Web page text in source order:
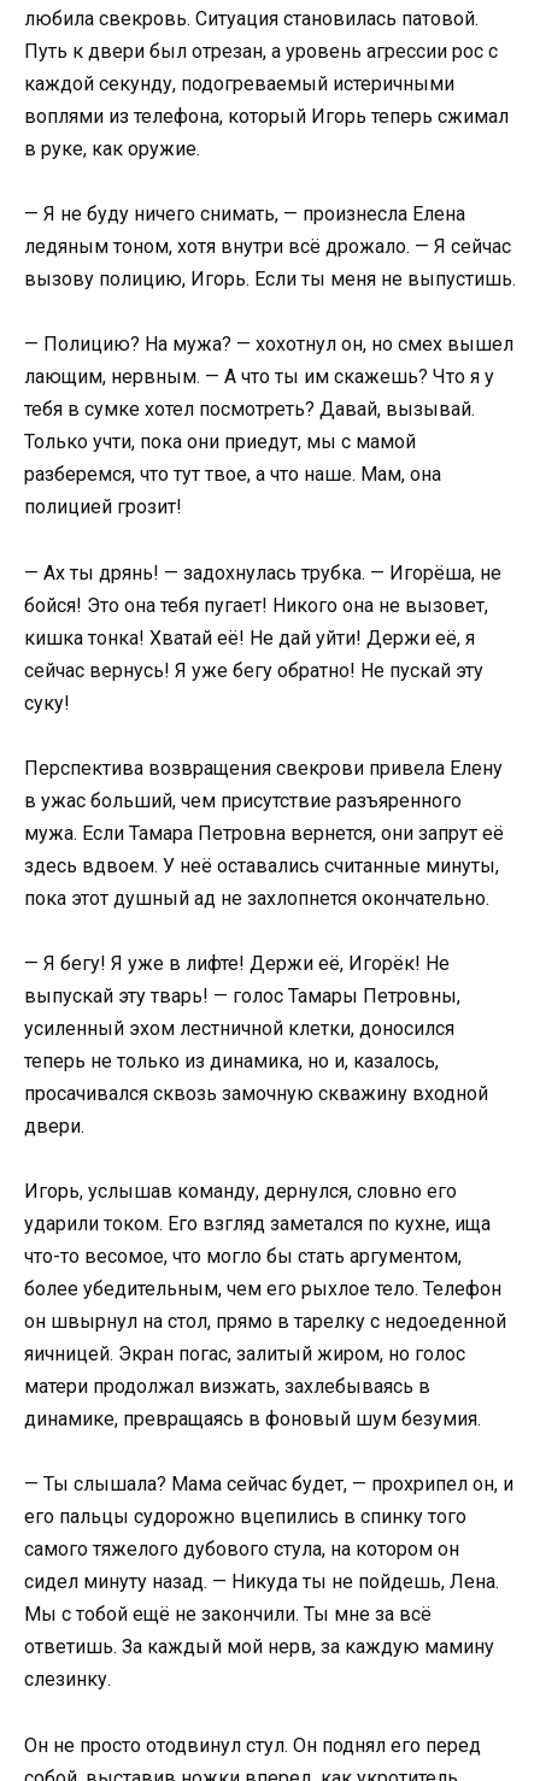
любила свекровь. Ситуация становилась патовой.
Путь к двери был отрезан, а уровень агрессии рос с
каждой секунду, подогреваемый истеричными
воплями из телефона, который Игорь теперь сжимал
в руке, как оружие.
— Я не буду ничего снимать, — произнесла Елена
ледяным тоном, хотя внутри всё дрожало. — Я сейчас
вызову полицию, Игорь. Если ты меня не выпустишь.
— Полицию? На мужа? — хохотнул он, но смех вышел
лающим, нервным. — А что ты им скажешь? Что я у
тебя в сумке хотел посмотреть? Давай, вызывай.
Только учти, пока они приедут, мы с мамой
разберемся, что тут твое, а что наше. Мам, она
полицией грозит!
— Ах ты дрянь! — задохнулась трубка. — Игорёша, не
бойся! Это она тебя пугает! Никого она не вызовет,
кишка тонка! Хватай её! Не дай уйти! Держи её, я
сейчас вернусь! Я уже бегу обратно! Не пускай эту
суку!
Перспектива возвращения свекрови привела Елену
в ужас больший, чем присутствие разъяренного
мужа. Если Тамара Петровна вернется, они запрут её
здесь вдвоем. У неё оставались считанные минуты,
пока этот душный ад не захлопнется окончательно.
— Я бегу! Я уже в лифте! Держи её, Игорёк! Не
выпускай эту тварь! — голос Тамары Петровны,
усиленный эхом лестничной клетки, доносился
теперь не только из динамика, но и, казалось,
просачивался сквозь замочную скважину входной
двери.
Игорь, услышав команду, дернулся, словно его
ударили током. Его взгляд заметался по кухне, ища
что-то весомое, что могло бы стать аргументом,
более убедительным, чем его рыхлое тело. Телефон
он швырнул на стол, прямо в тарелку с недоеденной
яичницей. Экран погас, залитый жиром, но голос
матери продолжал визжать, захлебываясь в
динамике, превращаясь в фоновый шум безумия.
— Ты слышала? Мама сейчас будет, — прохрипел он, и
его пальцы судорожно вцепились в спинку того
самого тяжелого дубового стула, на котором он
сидел минуту назад. — Никуда ты не пойдешь, Лена.
Мы с тобой ещё не закончили. Ты мне за всё
ответишь. За каждый мой нерв, за каждую мамину
слезинку.
Он не просто отодвинул стул. Он поднял его перед